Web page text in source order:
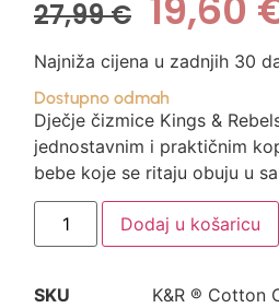
27,99€
Najniža cijena u zadnjih 30
Dostupno odmah
Dječje čizmice Kings &
jednostavnim i praktičnim
bebe koje se ritaju obuju u
Dodaj u košaricu
SKU
K&R ® Cotton